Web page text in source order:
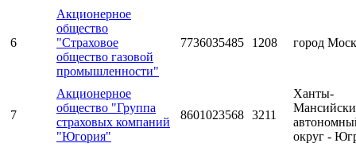
6
Акционерное
общество
"Страховое
общество газовой
промышленности"
7736035485 1208 город
7
Акционерное
общество "Группа
страховых компаний
"Югория"
8601023568 3211
Ханты-
округ -